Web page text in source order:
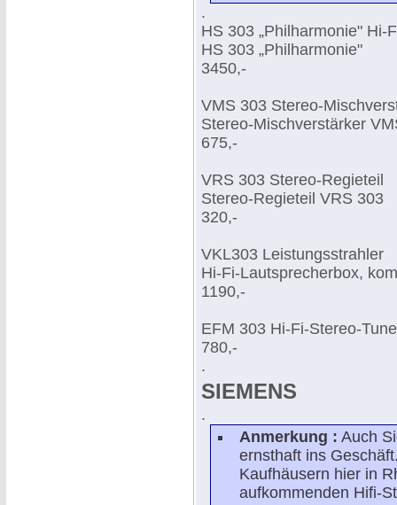
.
HS 303 „Philharmonie" Hi-
HS 303 „Philharmonie"
3450,-
VMS 303 Stereo-
Stereo-Mischverstärker
675,-
VRS 303 Stereo-Regieteil
Stereo-Regieteil VRS 303
320,-
VKL303 Leistungsstrahler
Hi-Fi-Lautsprecherbox,
1190,-
EFM 303 Hi-Fi-Stereo-
780,-
.
SIEMENS
.
Anmerkung : Auch
ernsthaft ins
Kaufhäusern hier in
aufkommenden Hifi-